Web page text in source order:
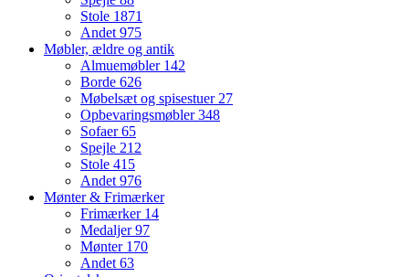
Stole 1871
Andet 975
Møbler, ældre og antik
Almuemøbler 142
Borde 626
Møbelsæt og spisestuer 27
Opbevaringsmøbler348
Sofaer65
Spejle 212
Stole 415
Andet 976
Mønter & Frimærker
Frimærker 14
Medaljer97
Mønter 170
Andet 63